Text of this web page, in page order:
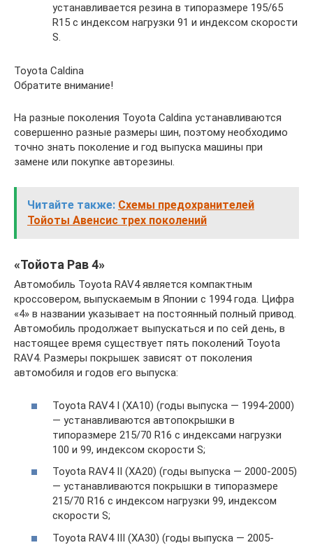
устанавливается резина в типоразмере 195/65
R15 c индексом нагрузки 91 и индексом скорости
S.
Toyota Caldina
Обратите внимание!
На разные поколения Toyota Caldina устанавливаются
совершенно разные размеры шин, поэтому необходимо
точно знать поколение и год выпуска машины при
замене или покупке авторезины.
Читайте также: Схемы предохранителей
Тойоты Авенсис трех поколений
«Тойота Рав 4»
Автомобиль Toyota RAV4 является компактным
кроссовером, выпускаемым в Японии с 1994 года. Цифра
«4» в названии указывает на постоянный полный привод.
Автомобиль продолжает выпускаться и по сей день, в
настоящее время существует пять поколений Toyota
RAV4. Размеры покрышек зависят от поколения
автомобиля и годов его выпуска:
Toyota RAV4 I (XA10) (годы выпуска — 1994-2000)
— устанавливаются автопокрышки в
типоразмере 215/70 R16 с индексами нагрузки
100 и 99, индексом скорости S;
Toyota RAV4 II (XA20) (годы выпуска — 2000-2005)
— устанавливаются покрышки в типоразмере
215/70 R16 с индексом нагрузки 99, индексом
скорости S;
Toyota RAV4 III (XA30) (годы выпуска — 2005-